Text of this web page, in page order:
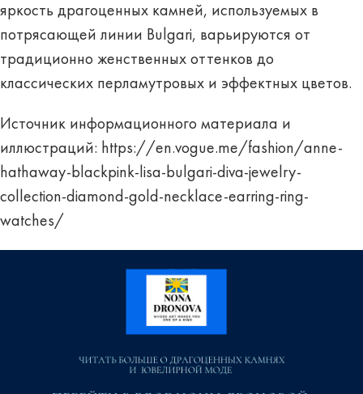
яркость драгоценных камней, используемых в
потрясающей линии Bulgari, варьируются от
традиционно женственных оттенков до
классических перламутровых и эффектных цветов.
Источник информационного материала и
иллюстраций: https://en.vogue.me/fashion/anne-
hathaway-blackpink-lisa-bulgari-diva-jewelry-
collection-diamond-gold-necklace-earring-ring-
watches/